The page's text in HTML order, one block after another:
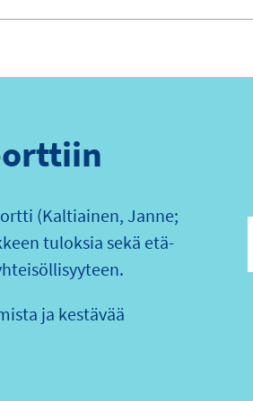
(Kaltiainen, Janne;
tuloksia sekä etä-
ja kestävää